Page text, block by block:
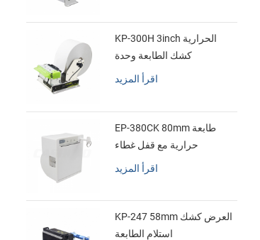
KP-300H 3inch الحرارية
كشك الطابعة وحدة
اقرأ المزيد
EP-380CK 80mm طابعة
حرارية مع قفل غطاء
اقرأ المزيد
KP-247 58mm العرض كشك
استلام الطابعة